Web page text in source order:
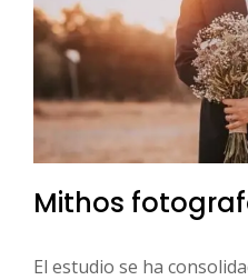
Mithos
El estudio se ha